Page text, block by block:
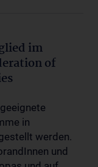
im
of
in
werden.
und